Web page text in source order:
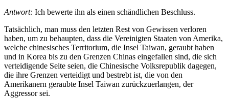
Antwort: Ich bewerte ihn als einen schändlichen Beschluss.
Tatsächlich, man muss den letzten Rest von Gewissen verloren
haben, um zu behaupten, dass die Vereinigten Staaten von Amerika,
welche chinesisches Territorium, die Insel Taiwan, geraubt haben
und in Korea bis zu den Grenzen Chinas eingefallen sind, die sich
verteidigende Seite seien, die Chinesische Volksrepublik dagegen,
die ihre Grenzen verteidigt und bestrebt ist, die von den
Amerikanern geraubte Insel Taiwan zurückzuerlangen, der
Aggressor sei.